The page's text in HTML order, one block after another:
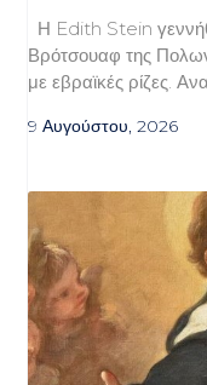
Η Edith Stein
Βρότσουαφ της
με εβραϊκές ρίζες.
9 Αυγούστου, 2026